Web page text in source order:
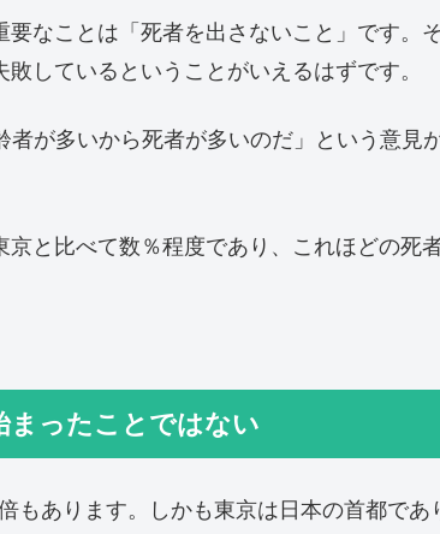
なことは「死者を出さないこと」です。
しているということがいえるはずです。
が多いから死者が多いのだ」という意見
と比べて数％程度であり、これほどの死
まったことではない
もあります。しかも東京は日本の首都であ